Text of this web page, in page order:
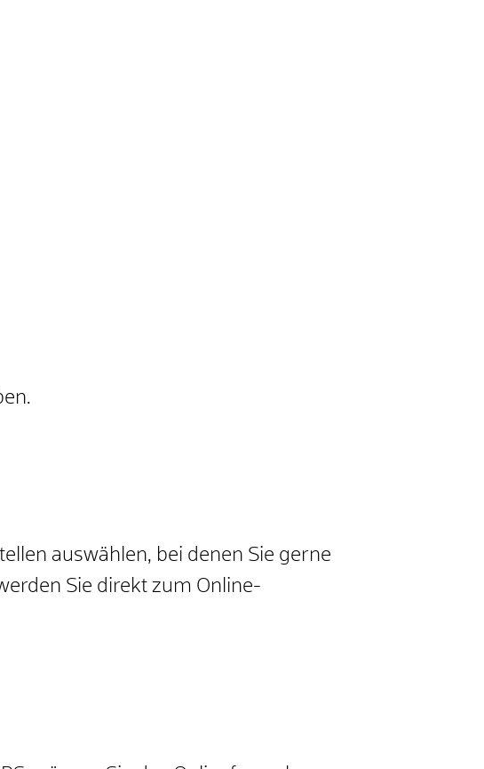
auswählen, bei denen Sie gerne
Sie direkt zum Online-